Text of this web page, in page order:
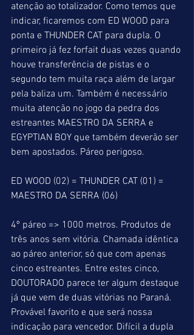
atenção ao totalizador. Como temos que
indicar, ficaremos com ED WOOD para
ponta e THUNDER CAT para dupla. O
primeiro já fez forfait duas vezes quando
houve transferência de pistas e o
segundo tem muita raça além de largar
pela baliza um. Também é necessário
muita atenção no jogo da pedra dos
estreantes MAESTRO DA SERRA e
EGYPTIAN BOY que também deverão ser
bem apostados. Páreo perigoso.
ED WOOD (02) = THUNDER CAT (01) =
MAESTRO DA SERRA (06)
4º páreo => 1000 metros. Produtos de
três anos sem vitória. Chamada idêntica
ao páreo anterior, só que com apenas
cinco estreantes. Entre estes cinco,
DOUTORADO parece ter algum destaque
já que vem de duas vitórias no Paraná.
Provável favorito e que será nossa
indicação para vencedor. Difícil a dupla